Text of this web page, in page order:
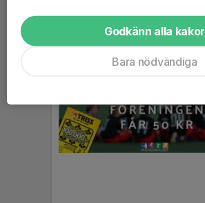
Godkänn alla kakor
Bara nödvändiga